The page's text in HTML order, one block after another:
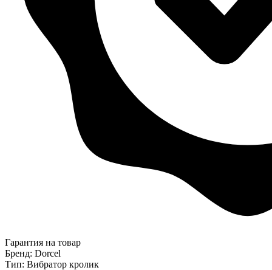
Гарантия на товар
Бренд: Dorcel
Тип: Вибратор кролик